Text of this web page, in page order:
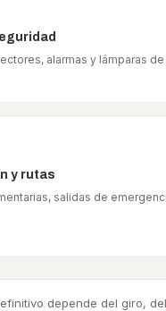
alarmas y lámparas
y rutas
salidas de
depende del giro,